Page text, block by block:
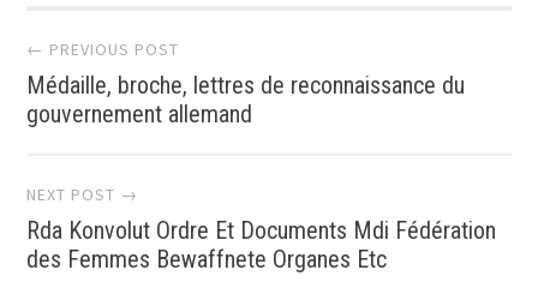
Post navigation
← PREVIOUS POST
Médaille, broche, lettres de reconnaissance du
gouvernement allemand
NEXT POST →
Rda Konvolut Ordre Et Documents Mdi Fédération
des Femmes Bewaffnete Organes Etc